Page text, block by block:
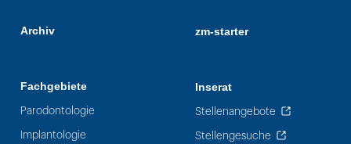
Archiv
Fachgebiete
Parodontologie
Implantologie
zm-starter
Inserat
Stellenangebote
Stellengesuche